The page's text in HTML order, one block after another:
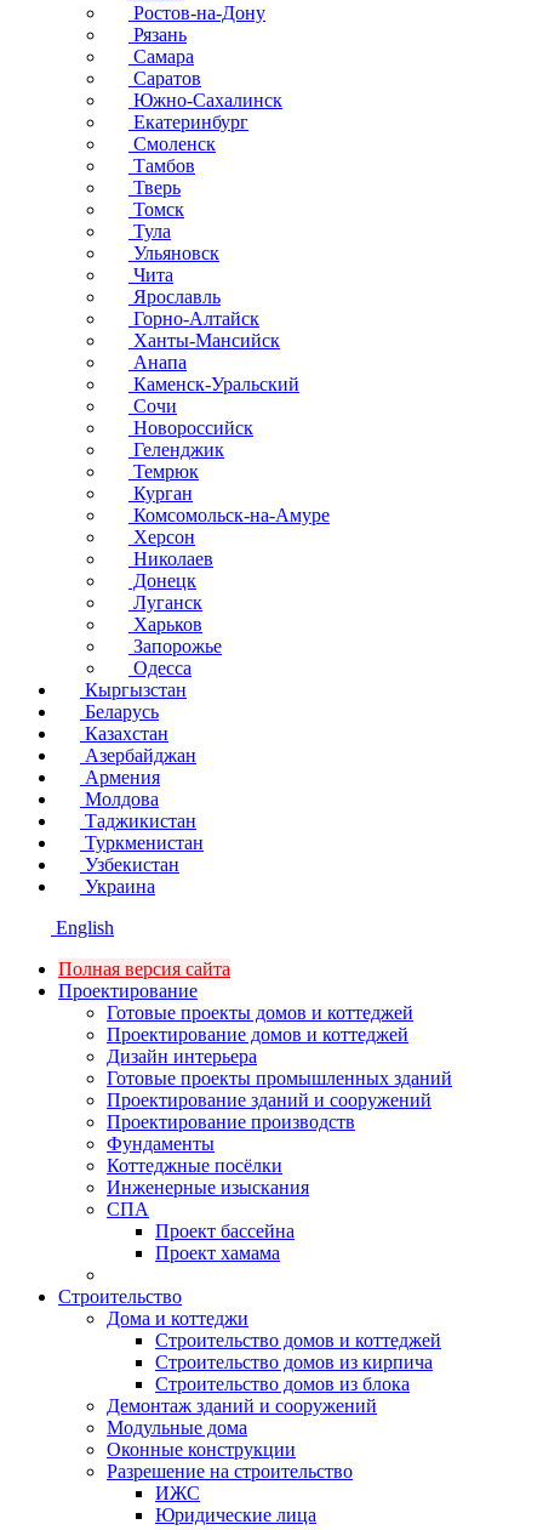
Ростов-на-Дону
Рязань
Самара
Саратов
Южно-Сахалинск
Екатеринбург
Смоленск
Тамбов
Тверь
Томск
Тула
Ульяновск
Чита
Ярославль
Горно-Алтайск
Ханты-Мансийск
Анапа
Каменск-Уральский
Сочи
Новороссийск
Геленджик
Темрюк
Курган
Комсомольск-на-Амуре
Херсон
Николаев
Донецк
Луганск
Харьков
Запорожье
Одесса
Кыргызстан
Беларусь
Казахстан
Азербайджан
Армения
Молдова
Таджикистан
Туркменистан
Узбекистан
Украина
English
Полная версия сайта
Проектирование
Готовые проекты домов и коттеджей
Проектирование домов и коттеджей
Дизайн интерьера
Готовые проекты промышленных зданий
Проектирование зданий и сооружений
Проектирование производств
Фундаменты
Коттеджные посёлки
Инженерные изыскания
СПА
Проект бассейна
Проект хамама
Строительство
Дома и коттеджи
Строительство домов и коттеджей
Строительство домов из кирпича
Строительство домов из блока
Демонтаж зданий и сооружений
Модульные дома
Оконные конструкции
Разрешение на строительство
ИЖС
Юридические лица